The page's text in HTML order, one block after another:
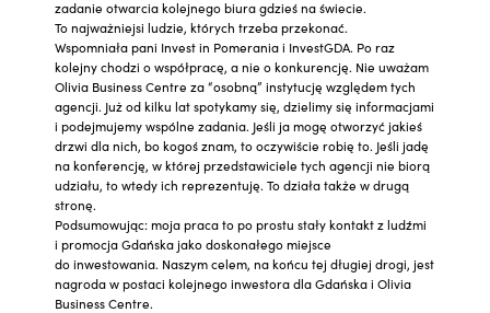
zadanie otwarcia kolejnego biura gdzieś na świecie.
To najważniejsi ludzie, których trzeba przekonać.
Wspomniała pani Invest in Pomerania i InvestGDA. Po raz
kolejny chodzi o współpracę, a nie o konkurencję. Nie uważam
Olivia Business Centre za “osobną” instytucję względem tych
agencji. Już od kilku lat spotykamy się, dzielimy się informacjami
i podejmujemy wspólne zadania. Jeśli ja mogę otworzyć jakieś
drzwi dla nich, bo kogoś znam, to oczywiście robię to. Jeśli jadę
na konferencję, w której przedstawiciele tych agencji nie biorą
udziału, to wtedy ich reprezentuję. To działa także w drugą
stronę.
Podsumowując: moja praca to po prostu stały kontakt z ludźmi
i promocja Gdańska jako doskonałego miejsce
do inwestowania. Naszym celem, na końcu tej długiej drogi, jest
nagroda w postaci kolejnego inwestora dla Gdańska i Olivia
Business Centre.